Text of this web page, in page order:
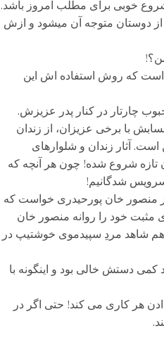
خوبی برای مطلب امروز باشد.
دوستان متوجه آن میشود و ازش
است که روش استفاده اش این
چارتار در کنار پدر عزیزش.
با برخی عزیزان، از زندان
آثار زندان و شلوارهای
شروع شده! چون هر آنچه که
سرویس شدگانیم!
از منصور خان پورحیدری خواست که
مثبت خود را روانه منصور خان
هم شاهد مردِ سپیدموی خوشتیپ در
دستش خالی بود و اینگونه با
هر کاری می کند! حتی اگر در